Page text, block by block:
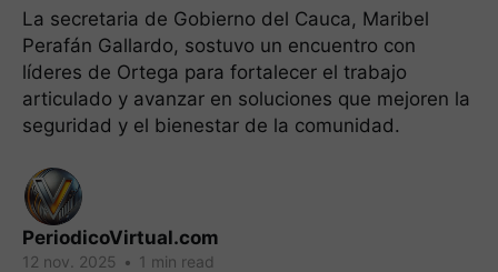
La secretaria de Gobierno del Cauca, Maribel
Perafán Gallardo, sostuvo un encuentro con
líderes de Ortega para fortalecer el trabajo
articulado y avanzar en soluciones que mejoren la
seguridad y el bienestar de la comunidad.
PeriodicoVirtual.com
12 nov. 2025 • 1 min read